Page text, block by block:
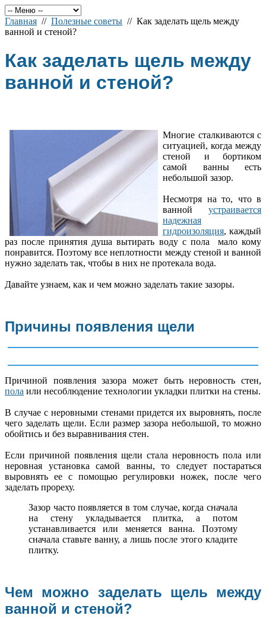
Главная // Полезные советы // Как заделать щель между
ванной и стеной?
Как заделать щель между
ванной и стеной?
Многие сталкиваются с
ситуацией, когда между
стеной и бортиком
самой ванны есть
небольшой зазор.
Несмотря на то, что в
ванной устраивается
надежная
гидроизоляция, каждый
раз после принятия душа вытирать воду с пола мало кому
понравится. Поэтому все неплотности между стеной и ванной
нужно заделать так, чтобы в них не протекала вода.
Давайте узнаем, как и чем можно заделать такие зазоры.
Причины появления щели
Причиной появления зазора может быть неровность стен,
пола или несоблюдение технологии укладки плитки на стены.
В случае с неровными стенами придется их выровнять, после
чего заделать щели. Если размер зазора небольшой, то можно
обойтись и без выравнивания стен.
Если причиной появления щели стала неровность пола или
неровная установка самой ванны, то следует постараться
выровнять ее с помощью регулировки ножек, после чего
заделать прореху.
Зазор часто появляется в том случае, когда сначала
на стену укладывается плитка, а потом
устанавливается или меняется ванна. Поэтому
сначала ставьте ванну, а лишь после этого кладите
плитку.
Чем можно заделать щель между
ванной и стеной?